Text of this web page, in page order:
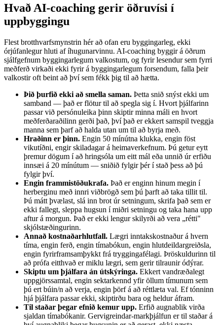
Hvað AI-coaching gerir öðruvísi í
uppbyggingu
Flest brotthvarfsmynstrin hér að ofan eru byggingarleg, ekki
órjúfanlegur hluti af íhugunarvinnu. AI-coaching byggir á öðrum
sjálfgefnum byggingarlegum valkostum, og fyrir lesendur sem fyrri
meðferð virkaði ekki fyrir á byggingarlegum forsendum, falla þeir
valkostir oft beint að því sem fékk þig til að hætta.
Þið þurfið ekki að smella saman. Þetta snið snýst ekki um
samband — það er flötur til að spegla sig í. Hvort þjálfarinn
passar við persónuleika þinn skiptir minna máli en hvort
meðferðaraðilinn gerði það, því það er ekkert samspil tveggja
manna sem þarf að halda utan um til að byrja með.
Hraðinn er þinn. Engin 50 mínútna klukka, engin föst
vikutíðni, engir skiladagar á heimaverkefnum. Þú getur eytt
þremur dögum í að hringsóla um eitt mál eða unnið úr erfiðu
innsæi á 20 mínútum — sniðið fylgir þér í stað þess að þú
fylgir því.
Engin frammistöðukrafa. Það er enginn hinum megin í
herberginu með innri viðbrögð sem þú þarft að taka tillit til.
Þú mátt þvælast, slá inn brot úr setningum, skrifa það sem er
ekki fallegt, sleppa hugsun í miðri setningu og taka hana upp
aftur á morgun. Það er ekki lengur skilyrði að vera „rétti"
skjólstæðingurinn.
Annað kostnaðarhlutfall. Lægri inntakskostnaður á hvern
tíma, engin ferð, engin tímabókun, engin hlutdeildargreiðsla,
engin fyrirframsamþykkt frá tryggingafélagi. Þröskuldurinn til
að prófa eitthvað er miklu lægri, sem gerir tilraunir ódýrar.
Skiptu um þjálfara án útskýringa. Ekkert vandræðalegt
uppgjörssamtal, engin sektarkennd yfir öllum tímunum sem
þú ert búin/n að verja, engin þörf á að réttlæta val. Ef tónninn
hjá þjálfara passar ekki, skiptirðu bara og heldur áfram.
Til staðar þegar efnið kemur upp. Erfið augnablik virða
sjaldan tímabókanir. Gervigreindar-markþjálfun er til staðar á